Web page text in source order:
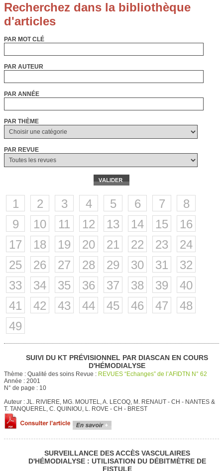
PAR MOT CLÉ
PAR AUTEUR
PAR ANNÉE
PAR THÈME
PAR REVUE
1 2 3 4 5 6 7
8
9
10 11 12 13 14 15
16
17
18 19 20 21 22 23
24
25
26 27 28 29 30 31
32
33
34 35 36 37 38 39
40
41
42 43 44 45 46 47
48
49
SUIVI DU KT PRÉVISIONNEL PAR DIASCAN EN COURS
D'HÉMODIALYSE
Thème : Qualité des soins Revue : REVUES “Echanges” de l’AFIDTN N° 62
Année : 2001
N° de page : 10
Auteur : JL. RIVIERE, MG. MOUTEL, A. LECOQ, M. RENAUT - CH - NANTES &
T. TANQUEREL, C. QUINIOU, L. ROVE - CH - BREST
SURVEILLANCE DES ACCÈS VASCULAIRES
D'HÉMODIALYSE : UTILISATION DU DÉBITMÈTRE DE
FISTULE